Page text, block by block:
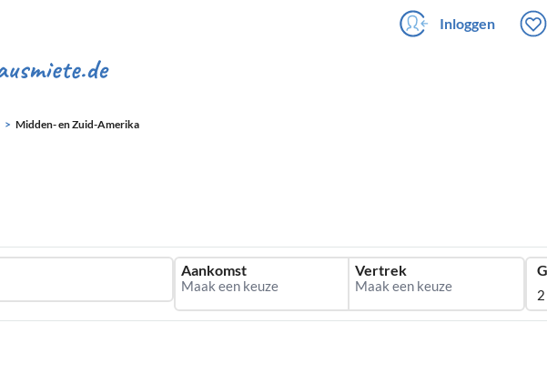
Inloggen
Midden- en Zuid-Amerika
Aankomst Vertrek